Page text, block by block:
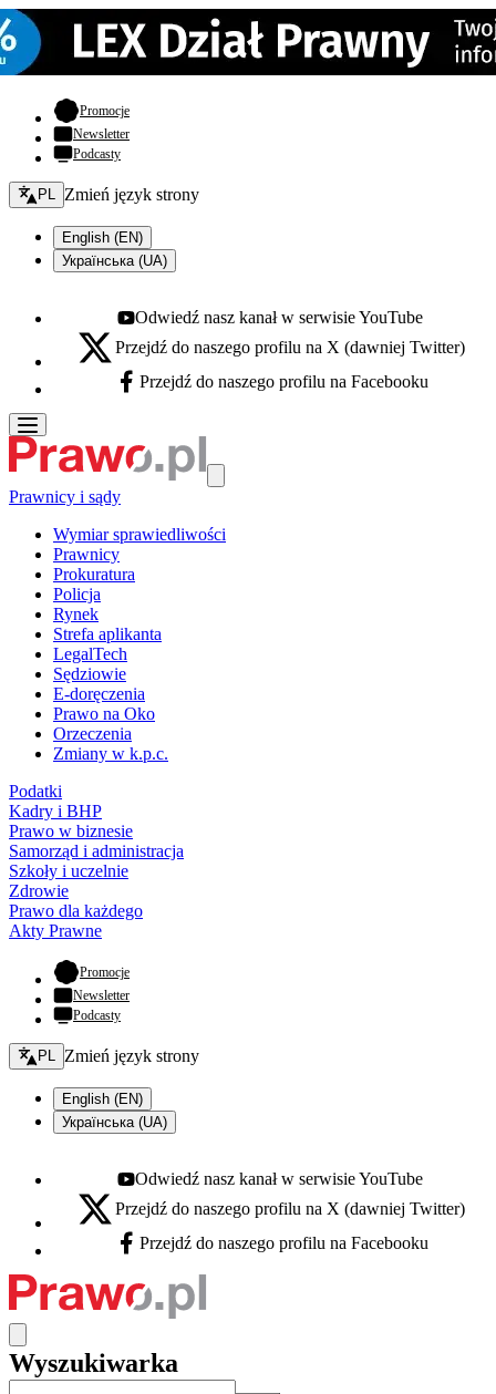
Promocje- otwiera się w nowej karcie
Newsletter
Podcasty
Zmień język - bieżący:
PL Zmień język strony
English (EN)
Українська (UA)
Youtube - otwiera się w nowej karcie
Odwiedź nasz kanał w serwisie YouTube
X - otwiera się w nowej karcie
Przejdź do naszego profilu na X (dawniej Twitter)
Facebook - otwiera się w nowej karcie
Przejdź do naszego profilu na Facebooku
Prawnicy i sądy
Wymiar sprawiedliwości
Prawnicy
Prokuratura
Policja
Rynek
Strefa aplikanta
LegalTech
Sędziowie
E-doręczenia
Prawo na Oko
Orzeczenia
Zmiany w k.p.c.
Podatki
Kadry i BHP
Prawo w biznesie
Samorząd i administracja
Szkoły i uczelnie
Zdrowie
Prawo dla każdego
Akty Prawne
Promocje- otwiera się w nowej karcie
Newsletter
Podcasty
Zmień język - bieżący:
PL Zmień język strony
English (EN)
Українська (UA)
Youtube - otwiera się w nowej karcie
Odwiedź nasz kanał w serwisie YouTube
X - otwiera się w nowej karcie
Przejdź do naszego profilu na X (dawniej Twitter)
Facebook - otwiera się w nowej karcie
Przejdź do naszego profilu na Facebooku
Wyszukiwarka